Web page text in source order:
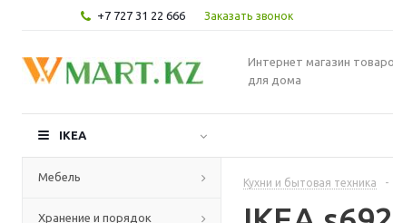
+7 727 31 22 666 Заказать звонок
Интернет магазин
для дома
IKEA
Мебель
Хранение и порядок
Кухни и бытовая техника -